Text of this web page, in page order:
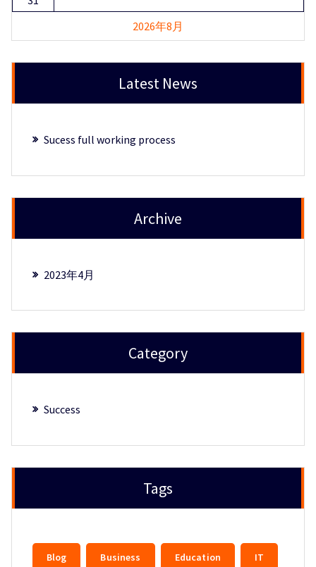
2026年8月
Latest News
Sucess full working process
Archive
2023年4月
Category
Success
Tags
Blog Business Education IT